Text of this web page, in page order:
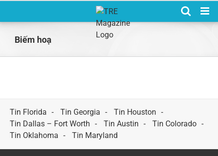
Biếm hoạ
Tin Florida Tin Georgia
Tin Houston
Tin Dallas – Fort Worth
Tin Austin
Tin Colorado
Tin Oklahoma
Tin Maryland